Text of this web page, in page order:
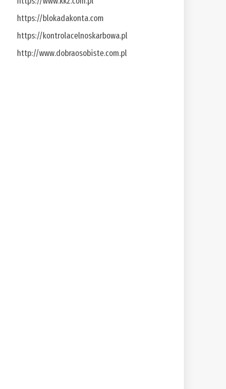
https://blokadakonta.com
https://kontrolacelnoskarbowa.pl
http://www.dobraosobiste.com.pl